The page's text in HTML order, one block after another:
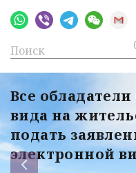
Все
вида на
подать
электронной